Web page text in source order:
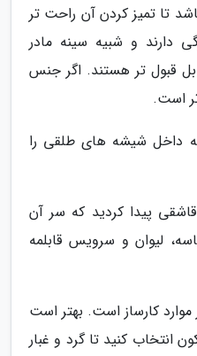
تا تمیز کردن آن راحت تر
دارند و شبیه سینه مادر
قبول تر هستند. اگر جنس
است.
داخل شیشه های طلقی را
پیدا کردید که سر آن
لیوان و سرویس قابلمه
موارد کارساز است. بهتر است
کنید تا گرد و غبار